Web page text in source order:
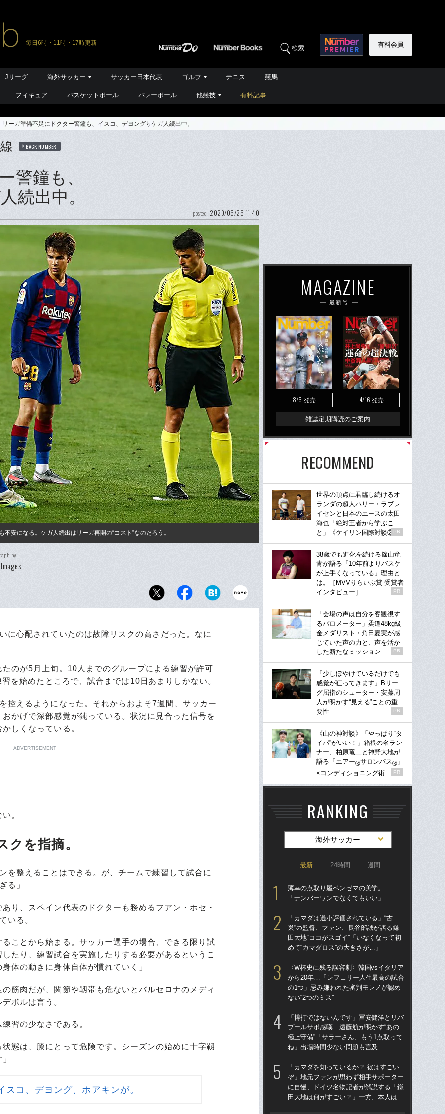
毎日6時・11時・17時更新
検索 有料会員
Jリーグ 海外サッカー サッカー日本代表 ゴルフ テニス 競馬
フィギュア バスケットボール バレーボール 他競技 有料記事
リーガ準備不足にドクター警鐘も、イスコ、デヨングらケガ人続出中。
BACK NUMBER
警鐘も、
続出中。
posted 2020/06/26 11:40
安になる。ケガ人続出はリーガ再開の“コスト”なのだろう。
by
心配されていたのは故障リスクの高さだった。なに
のが5月上旬。10人までのグループによる練習が許可
を始めたところで、試合までは10日あまりしかない。
えるようになった。それからおよそ7週間、サッカー
かげで深部感覚が鈍っている。状況に見合った信号を
しくなっている。
ADVERTISEMENT
。
クを指摘。
を整えることはできる。が、チームで練習して試合に
る」
、スペイン代表のドクターも務めるフアン・ホセ・
いる。
ことから始まる。サッカー選手の場合、できる限り試
たり、練習試合を実施したりする必要があるというこ
体の動きに身体自体が慣れていく」
筋肉だが、関節や靱帯も危ないとバルセロナのメディ
ボルは言う。
習の少なさである。
態は、膝にとって危険です。シーズンの始めに十字靱
コ、デヨング、ホアキンが。
MAGAZINE
最新号
8/6 発売 4/16 発売
雑誌定期購読のご案内
RECOMMEND
世界の頂点に君臨し続けるオ
ランダの超人ハリー・ラブレ
イセンと日本のエースの太田
海也「絶対王者から学ぶこ
と」《ケイリン国際対談②》
PR
38歳でも進化を続ける篠山竜
青が語る「10年前よりバスケ
が上手くなっている」理由と
は。［MVVりらいぶ賞 受賞者
インタビュー］
PR
「会場の声は自分を客観視す
るバロメーター」柔道48kg級
金メダリスト・角田夏実が感
じていた声の力と、声を活か
した新たなミッション
PR
「少しぼやけているだけでも
感覚が狂ってきます」Bリー
グ屈指のシューター・安藤周
人が明かす“見える”ことの重
要性
PR
《山の神対談》「やっぱり“タ
イパ”がいい！」箱根の名ラン
ナー、柏原竜二と神野大地が
語る「エアー®サロンパス® 」
×コンディショニング術
PR
RANKING
海外サッカー
最新 24時間 週間
薄幸の点取り屋ベンゼマの美学。
「ナンバーワンでなくてもいい」
「カマダは過小評価されている」“古
巣”の監督、ファン、長谷部誠が語る鎌
田大地“ココがスゴイ”「いなくなって初
めて“カマダロス”の大きさが…」
〈W杯史に残る誤審劇〉韓国vsイタリア
から20年…「レフェリー人生最高の試合
の1つ」忌み嫌われた審判モレノが認め
ない“2つのミス”
「博打ではないんです」冨安健洋とリバ
プールサポ感嘆…遠藤航が明かす“あの
極上守備”「サラーさん、もう1点取って
ね」出場時間少ない問題も言及
「カマダを知っているか？ 彼はすごい
ぞ」地元ファンが思わず相手サポーター
に自慢、ドイツ名物記者が解説する「鎌
田大地は何がすごい？」一方、本人は…